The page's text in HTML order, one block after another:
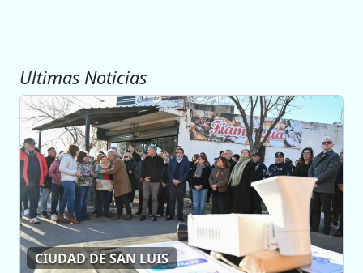
Ultimas Noticias
CIUDAD DE SAN LUIS